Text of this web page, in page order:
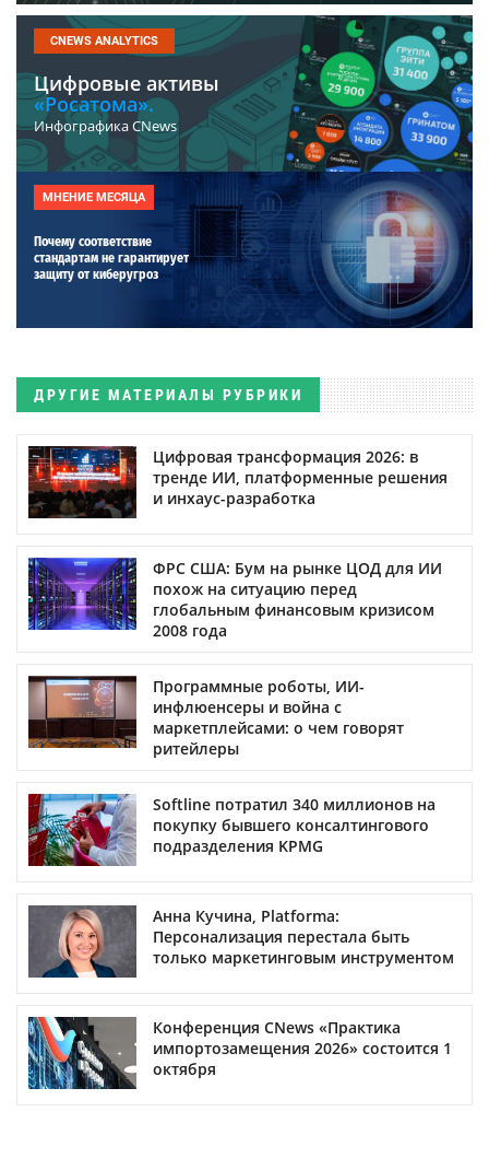
CNEWS ANALYTICS
Цифровые активы
«Росатома».
Инфографика CNews
МНЕНИЕ МЕСЯЦА
Почему соответствие
стандартам не гарантирует
защиту от киберугроз
ДРУГИЕ МАТЕРИАЛЫ РУБРИКИ
Цифровая трансформация 2026: в
тренде ИИ, платформенные решения
и инхаус-разработка
ФРС США: Бум на рынке ЦОД для ИИ
похож на ситуацию перед
глобальным финансовым кризисом
2008 года
Программные роботы, ИИ-
инфлюенсеры и война с
маркетплейсами: о чем говорят
ритейлеры
Softline потратил 340 миллионов на
покупку бывшего консалтингового
подразделения KPMG
Анна Кучина, Platforma:
Персонализация перестала быть
только маркетинговым инструментом
Конференция CNews «Практика
импортозамещения 2026» состоится 1
октября